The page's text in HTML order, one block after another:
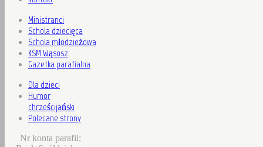
Ministranci
Schola dziecięca
Schola młodzieżowa
KSM Wąsosz
Gazetka parafialna
Dla dzieci
Humor
chrześcijański
Polecane strony
Nr konta parafii: